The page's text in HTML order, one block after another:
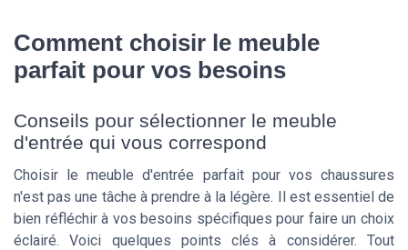
Comment choisir le meuble
parfait pour vos besoins
Conseils pour sélectionner le meuble
d'entrée qui vous correspond
Choisir le meuble d'entrée parfait pour vos chaussures
n'est pas une tâche à prendre à la légère. Il est essentiel de
bien réfléchir à vos besoins spécifiques pour faire un choix
éclairé. Voici quelques points clés à considérer. Tout